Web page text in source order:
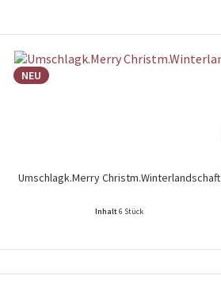
NEU
Umschlagk.Merry Christm.Winterlandschaft
Inhalt6 Stück
Preise nach Login sichtbar!